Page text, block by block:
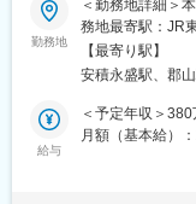
・新しいことを
・市場や顧客の
・自ら考え行動
■この求人の魅力
け・受入れ業務
質や形状に応じ
期で返却するこ
本ポジションは
入れ、品質と納
勤務地
＜勤務地詳細＞
務地最寄駅：JR
禁煙変更の範囲
【最寄り駅】
安積永盛駅、郡
給与
＜予定年収＞
月額（基本給）